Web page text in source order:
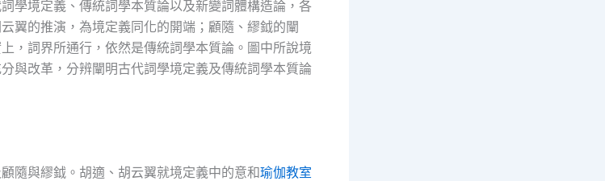
學境定義、傳統詞學本質論以及新變詞體構造論，各
翼的推演，為境定義同化的開端；顧隨、繆鉞的闡
，詞界所通行，依然是傳統詞學本質論。圖中所說境
與改革，分辨闡明古代詞學境定義及傳統詞學本質論
隨與繆鉞。胡適、胡云翼就境定義中的意和瑜伽教室